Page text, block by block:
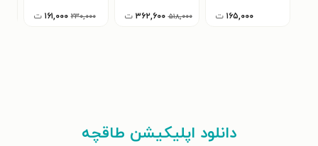
۱۶۵,۰۰۰ ت ۵۱۸,۰۰۰ ۳۶۲,۶۰۰ ت ۲۳۰,۰۰۰ ۱۶۱,۰۰۰ ت
دانلود اپلیکیشن طاقچه